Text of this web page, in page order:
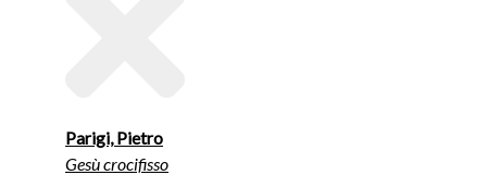
Parigi, Pietro
Gesù crocifisso